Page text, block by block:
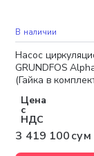
Бесплатная
В наличии
Насос
GRUNDFOS
(Гайка в
Цена
с
НДС
3 419 100 сум